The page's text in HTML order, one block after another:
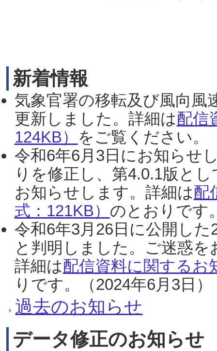
新着情報
気象官署の移転及び風向風
更新しました。詳細は配信
124KB） をご覧ください。
令和6年6月3日にお知らせ
りを修正し、第4.0.1版と
お知らせします。詳細は配
式：121KB） のとおりです
令和6年3月26日に公開し
と判明しました。ご迷惑
詳細は配信資料に関するお
りです。（2024年6月3日）
過去のお知らせ
データ修正のお知らせ